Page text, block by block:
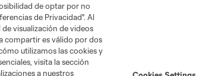
Cookies Settings
marcas registradas de League Soccer, L.L.C.
el permiso de sus propietarios. Uso
de optar por no
de Privacidad". Al
visualización de videos
compartir es válido por dos
utilizamos las cookies y
visita la sección
a nuestros